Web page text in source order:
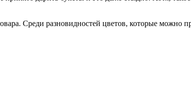
Среди разновидностей цветов, которые можно